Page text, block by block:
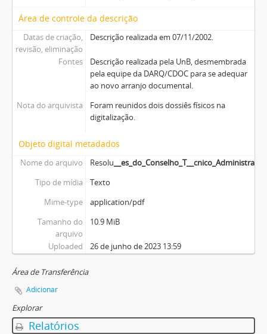
Área de controle da descrição
Datas de criação,
revisão, eliminação
Descrição realizada em 07/11/2002.
Fontes
Descrição realizada pela UnB, desmembrada
pela equipe da DARQ/CDOC para se adequar
ao novo arranjo documental.
Nota do arquivista
Foram reunidos dois dossiês físicos na
digitalização.
Objeto digital metadados
Nome do arquivo Resolu
Tipo de mídia
Texto
Mime-type
application/pdf
Tamanho do
arquivo
10.9 MiB
Uploaded 26 de junho de 2023 13:59
Área de Transferência
Adicionar
Explorar
Relatórios